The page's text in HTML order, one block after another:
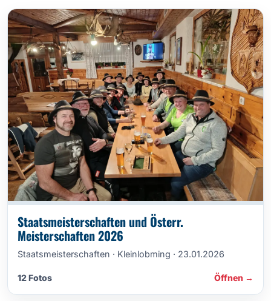
Staatsmeisterschaften und Österr.
Meisterschaften 2026
Staatsmeisterschaften · Kleinlobming · 23.01.2026
12 Fotos Öffnen →